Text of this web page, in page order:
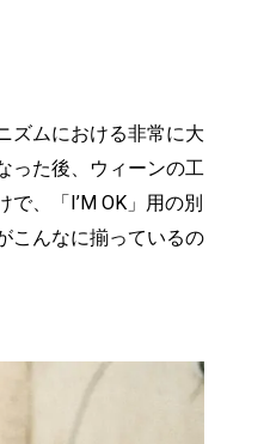
ズムにおける非常に大
った後、ウィーンの工
、「I’M OK」用の別
こんなに揃っているの